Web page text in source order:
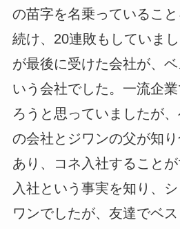
の苗字を名乗っているこ
続け、20連敗もしていま
が最後に受けた会社が、
いう会社でした。一流企
ろうと思っていましたが
の会社とジワンの父が知
あり、コネ入社すること
入社という事実を知り、
ワンでしたが、友達でベ